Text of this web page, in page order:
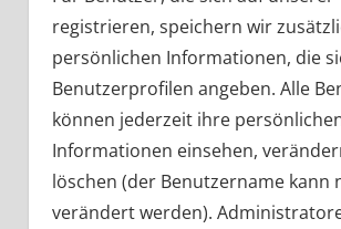
registrieren, speichern wir
persönlichen Informationen, die
Benutzerprofilen angeben. Alle
können jederzeit ihre
Informationen einsehen,
löschen (der Benutzername kann
verändert werden).